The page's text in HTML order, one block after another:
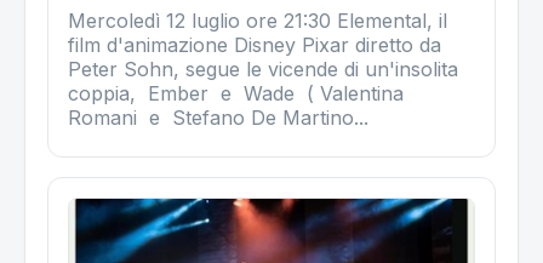
Mercoledì 12 luglio ore 21:30 Elemental, il
film d'animazione Disney Pixar diretto da
Peter Sohn, segue le vicende di un'insolita
coppia, Ember e Wade ( Valentina
Romani e Stefano De Martino...